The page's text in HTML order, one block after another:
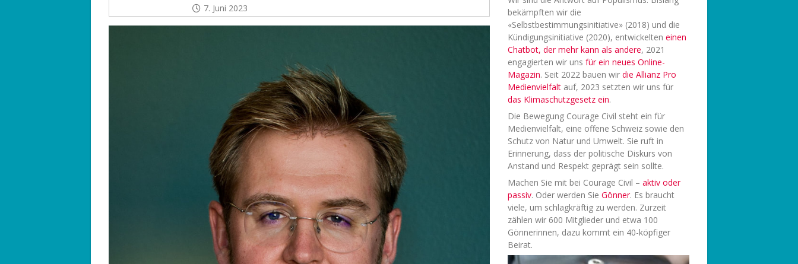
7. Juni 2023
bekämpften wir die
«Selbstbestimmungsinitiative» (2018) und die
Kündigungsinitiative (2020), entwickelteneinen
Chatbot, der mehr kann als andere, 2021
engagierten wir unsfür ein neues Online-
Magazin. Seit 2022 bauen wirdie Allianz Pro
Medienvielfalt auf, 2023 setzten wir uns für
das Klimaschutzgesetz ein.
Die Bewegung Courage Civil steht ein für
Medienvielfalt, eine offene Schweiz sowie den
Schutz von Natur und Umwelt. Sie ruft in
Erinnerung, dass der politische Diskurs von
Anstand und Respekt geprägt sein sollte.
Machen Sie mit bei Courage Civil –aktiv oder
passiv. Oder werden SieGönner. Es braucht
viele, um schlagkräftig zu werden. Zurzeit
zählen wir 600 Mitglieder und etwa 100
Gönnerinnen, dazu kommt ein 40-köpfiger
Beirat.